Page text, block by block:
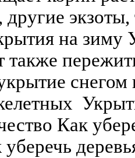
на зиму
Как
уберечь